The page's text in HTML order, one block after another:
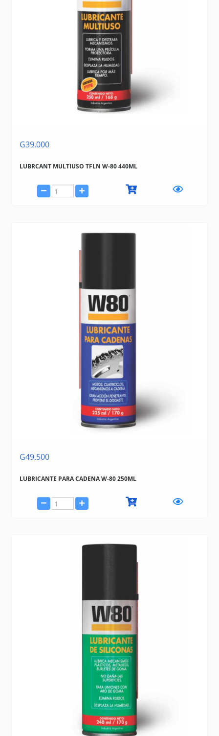
G39.000
LUBRCANT MULTIUSO TFLN W-80 440ML
G49.500
LUBRICANTE PARA CADENA W-80 250ML